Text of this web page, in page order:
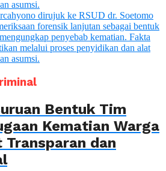
Bentuk Tim
Kematian Warga
Transparan dan